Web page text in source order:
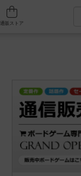
人気ボードゲーム